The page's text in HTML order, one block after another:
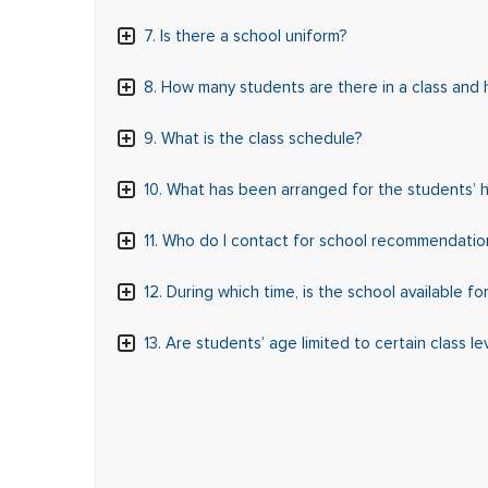
7. Is there a school uniform?
8. How many students are there in a class and
9. What is the class schedule?
10. What has been arranged for the students’
11. Who do I contact for school
12. During which time, is the school available
13. Are students’ age limited to certain class